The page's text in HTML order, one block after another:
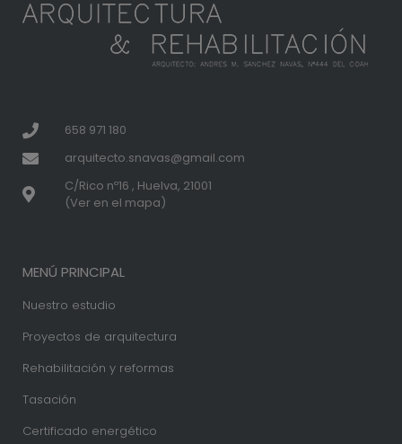
658 971 180
arquitecto.snavas@gmail.com
C/Rico nº16 , Huelva, 21001
(Ver en el mapa)
MENÚ PRINCIPAL
Nuestro estudio
Proyectos de arquitectura
Rehabilitación y reformas
Tasación
Certificado energético